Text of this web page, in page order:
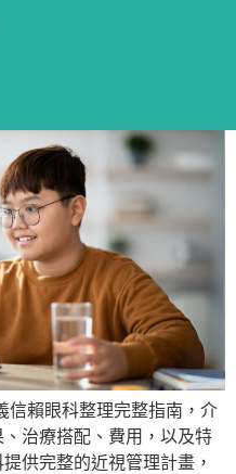
信賴眼科整理完整指南，介
治療搭配、費用，以及特
供完整的近視管理計畫，